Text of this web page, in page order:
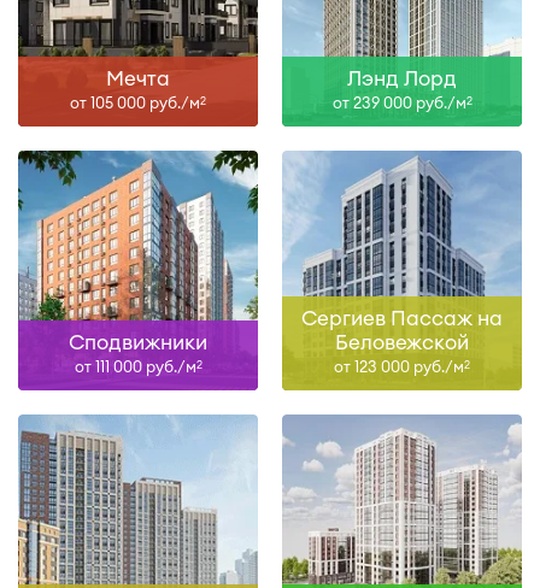
Мечта
от 105 000 руб./м2
Лэнд Лорд
от 239 000 руб./м2
Сподвижники
от 111 000 руб./м2
Сергиев Пассаж на
Беловежской
от 123 000 руб./м2